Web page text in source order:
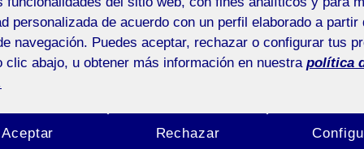
DE INCIDENCIAS O SUGERENCIAS
personalizada de acuerdo con un perfil elaborado a partir
navegación. Puedes aceptar, rechazar o configurar tus
clic abajo, u obtener más información en nuestra política
Rechazar
Aceptar